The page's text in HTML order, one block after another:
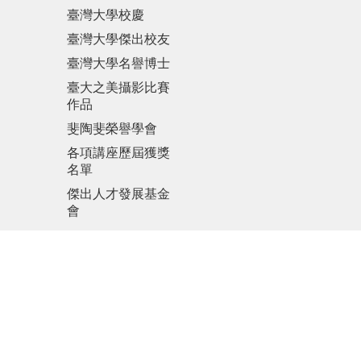
臺灣大學校慶
臺灣大學傑出校友
臺灣大學名譽博士
臺大之美攝影比賽
作品
斐陶斐榮譽學會
各項講座歷屆獲獎
名單
傑出人才發展基金
會